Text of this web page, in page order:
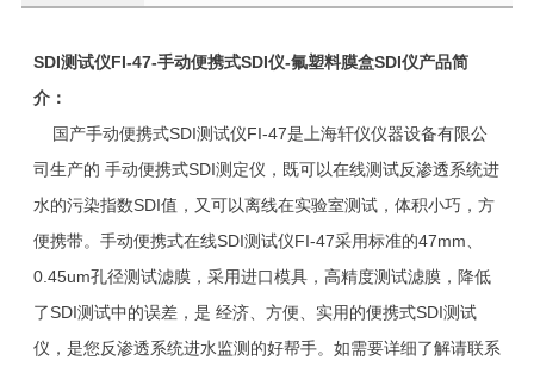
SDI测试仪FI-47-手动便携式SDI仪-氟塑料膜盒SDI仪产品简
介：
国产手动便携式SDI测试仪FI-47是上海轩仪仪器设备有限公
司生产的 手动便携式SDI测定仪，既可以在线测试反渗透系统进
水的污染指数SDI值，又可以离线在实验室测试，体积小巧，方
便携带。手动便携式在线SDI测试仪FI-47采用标准的47mm、
0.45um孔径测试滤膜，采用进口模具，高精度测试滤膜，降低
了SDI测试中的误差，是 经济、方便、实用的便携式SDI测试
仪，是您反渗透系统进水监测的好帮手。如需要详细了解请联系